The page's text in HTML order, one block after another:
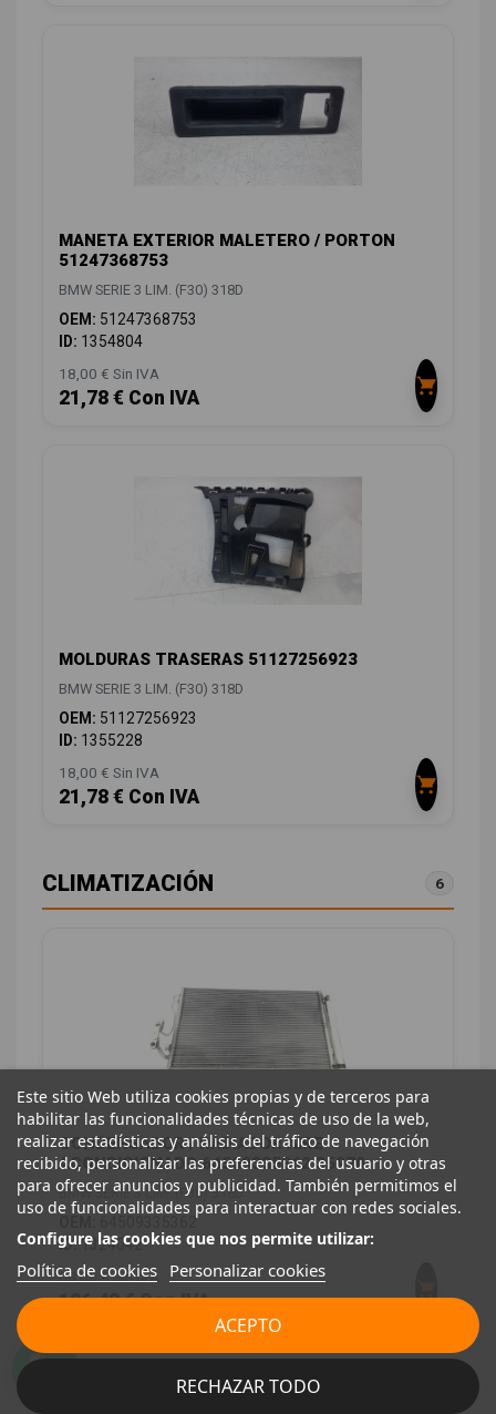
MANETA EXTERIOR MALETERO / PORTON
51247368753
BMW SERIE 3 LIM. (F30) 318D
OEM: 51247368753
ID: 1354804
18,00 € Sin IVA
21,78 € Con IVA
MOLDURAS TRASERAS 51127256923
BMW SERIE 3 LIM. (F30) 318D
OEM: 51127256923
ID: 1355228
18,00 € Sin IVA
21,78 € Con IVA
CLIMATIZACIÓN 6
CONDENSADOR / RADIADOR AIRE
ACONDICIONADO 64509335362 35970
BMW SERIE 3 LIM. (F30) 318D
64509335362
ID:1324042
88,00 € Sin IVA
106,48 € Con IVA
Este sitio Web utiliza cookies propias y de terceros para
habilitar las funcionalidades técnicas de uso de la web,
realizar estadísticas y análisis del tráfico de navegación
recibido, personalizar las preferencias del usuario y otras
para ofrecer anuncios y publicidad. También permitimos el
uso de funcionalidades para interactuar con redes sociales.
Configure las cookies que nos permite utilizar:
Política de cookies Personalizar cookies
RECHAZAR TODO
ACEPTO